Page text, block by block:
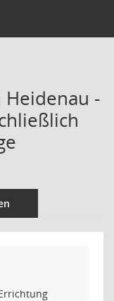
Heidenau -